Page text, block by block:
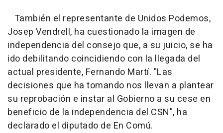
También el representante de Unidos Podemos,
Josep Vendrell, ha cuestionado la imagen de
independencia del consejo que, a su juicio, se ha
ido debilitando coincidiendo con la llegada del
actual presidente, Fernando Martí. "Las
decisiones que ha tomando nos llevan a plantear
su reprobación e instar al Gobierno a su cese en
beneficio de la independencia del CSN", ha
declarado el diputado de En Comú.